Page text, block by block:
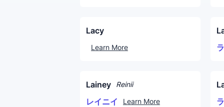
Lacy
Learn More
Lainey Reinii
レイニイ Learn More